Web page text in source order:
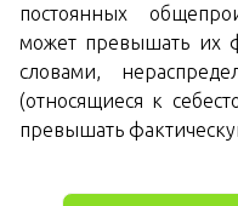
постоянных
может превышать их
словами,
(относящиеся к
превышать